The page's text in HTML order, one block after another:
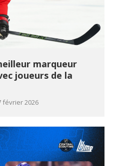
marqueur
joueurs de la
février 2026